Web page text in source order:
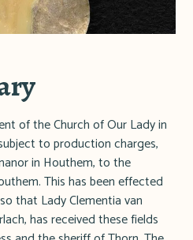
of the Church of Our Lady in
to production charges,
in Houthem, to the
This has been effected
that Lady Clementia van
has received these fields